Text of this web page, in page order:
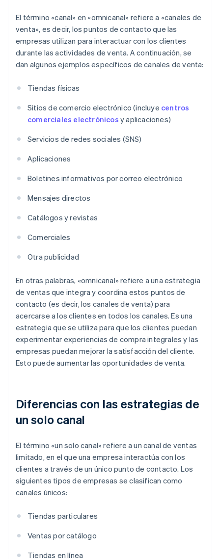
El término «canal» en «omnicanal» refiere a «canales de
venta», es decir, los puntos de contacto que las
empresas utilizan para interactuar con los clientes
durante las actividades de venta. A continuación, se
dan algunos ejemplos específicos de canales de venta:
Tiendas físicas
Sitios de comercio electrónico (incluye centros
comerciales electrónicos y aplicaciones)
Servicios de redes sociales (SNS)
Aplicaciones
Boletines informativos por correo electrónico
Mensajes directos
Catálogos y revistas
Comerciales
Otra publicidad
En otras palabras, «omnicanal» refiere a una estrategia
de ventas que integra y coordina estos puntos de
contacto (es decir, los canales de venta) para
acercarse a los clientes en todos los canales. Es una
estrategia que se utiliza para que los clientes puedan
experimentar experiencias de compra integrales y las
empresas puedan mejorar la satisfacción del cliente.
Esto puede aumentar las oportunidades de venta.
Diferencias con las estrategias de
un solo canal
El término «un solo canal» refiere a un canal de ventas
limitado, en el que una empresa interactúa con los
clientes a través de un único punto de contacto. Los
siguientes tipos de empresas se clasifican como
canales únicos:
Tiendas particulares
Ventas por catálogo
Tiendas en línea